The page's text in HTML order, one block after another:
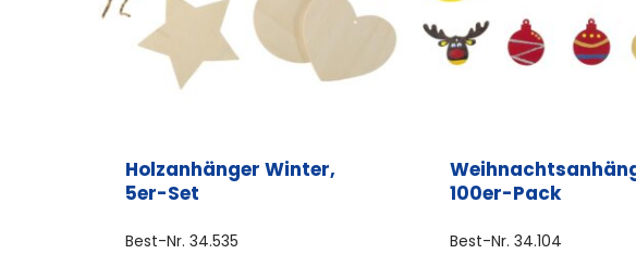
Holzanhänger Winter,
5er-Set
Best-Nr. 34.535
100er-Pack
Best-Nr.34.104